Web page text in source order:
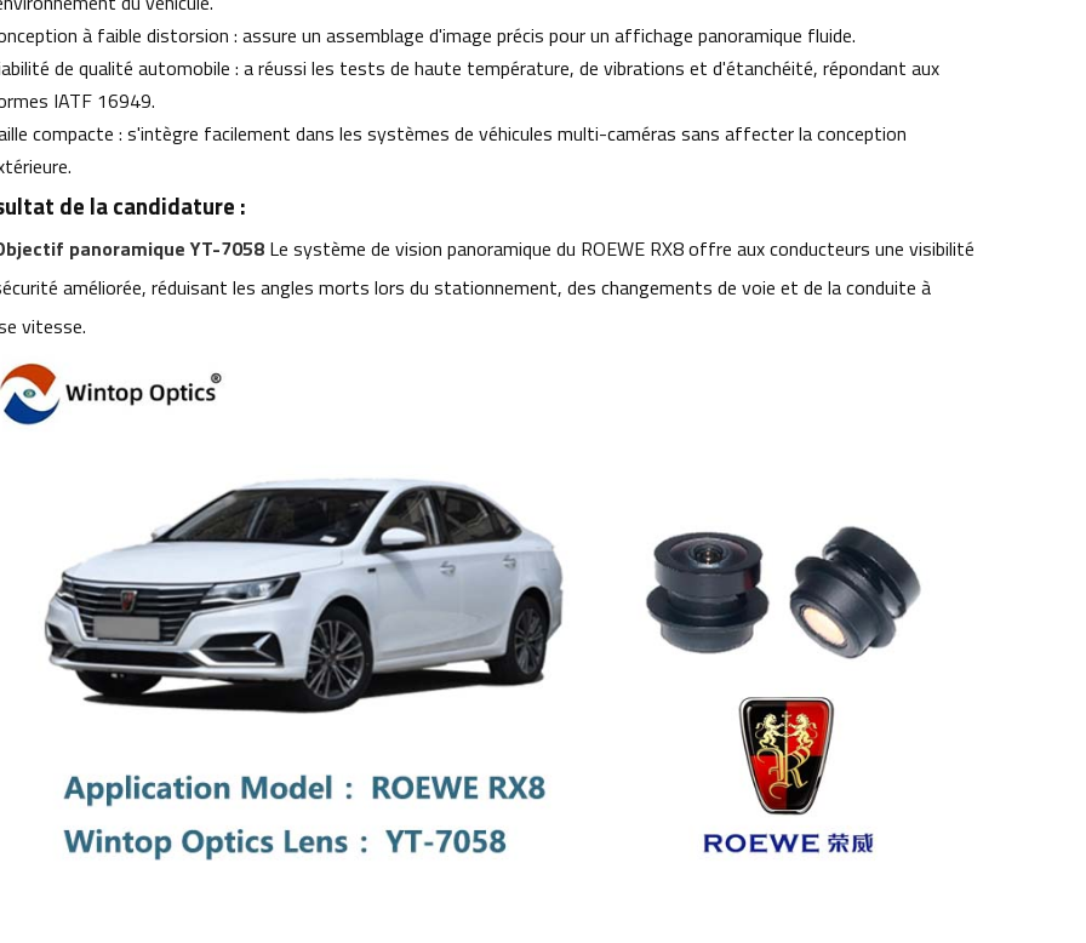
à faible distorsion : assure un assemblage d'image précis pour un affichage panoramique fluide.
de qualité automobile : a réussi les tests de haute température, de vibrations et d'étanchéité, répondant aux
IATF 16949.
compacte : s'intègre facilement dans les systèmes de véhicules multi-caméras sans affecter la conception
de la candidature :
panoramique YT-7058Le système de vision panoramique du ROEWE RX8 offre aux conducteurs une visibilité
améliorée, réduisant les angles morts lors du stationnement, des changements de voie et de la conduite à
vitesse.